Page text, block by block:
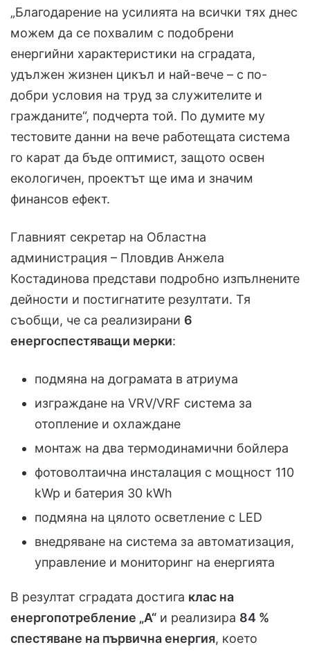
„Благодарение на усилията на всички тях днес
можем да се похвалим с подобрени
енергийни характеристики на сградата,
удължен жизнен цикъл и най-вече – с по-
добри условия на труд за служителите и
гражданите“, подчерта той. По думите му
тестовите данни на вече работещата система
го карат да бъде оптимист, защото освен
екологичен, проектът ще има и значим
финансов ефект.
Главният секретар на Областна
администрация – Пловдив Анжела
Костадинова представи подробно изпълнените
дейности и постигнатите резултати. Тя
съобщи, че са реализирани 6
енергоспестяващи мерки:
подмяна на дограмата в атриума
изграждане на VRV/VRF система за
отопление и охлаждане
монтаж на два термодинамични бойлера
фотоволтаична инсталация с мощност 110
kWp и батерия 30 kWh
подмяна на цялото осветление с LED
внедряване на система за автоматизация,
управление и мониторинг на енергията
В резултат сградата достига клас на
енергопотребление „А“ и реализира 84 %
спестяване на първична енергия, което